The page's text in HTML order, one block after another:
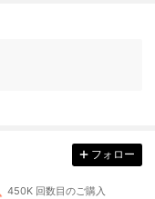
フォロー
450K 回数目のご購入